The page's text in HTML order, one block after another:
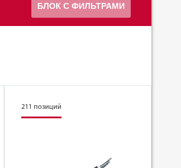
БЛОК С ФИЛЬТРАМИ
211 позиций